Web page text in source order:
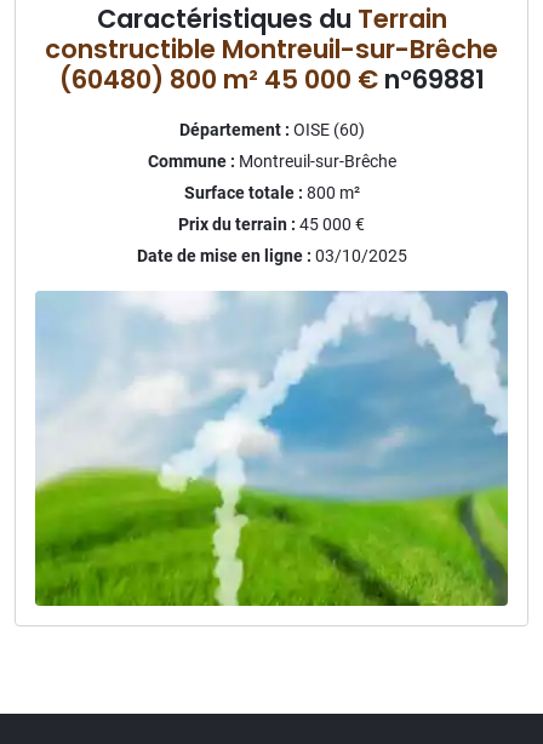
Caractéristiques du Terrain
constructible Montreuil-sur-Brêche
(60480) 800 m² 45 000 €n°69881
Département : OISE (60)
Commune : Montreuil-sur-Brêche
Surface totale : 800 m²
Prix du terrain : 45 000 €
Date de mise en ligne : 03/10/2025